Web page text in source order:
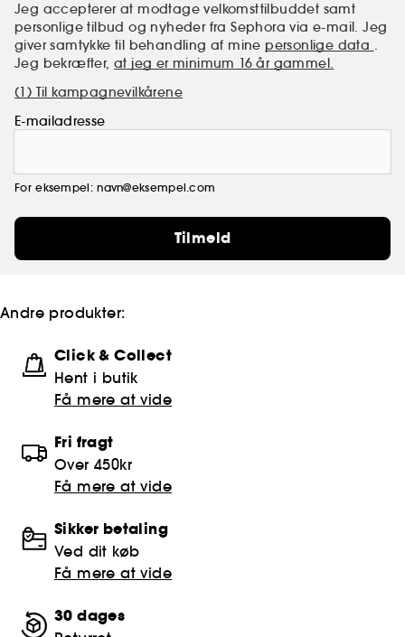
Jeg accepterer at modtage velkomsttilbuddet samt
personlige tilbud og nyheder fra Sephora via e-mail. Jeg
giver samtykke til behandling af mine personlige data .
Jeg bekræfter,at jeg er minimum 16 år gammel.
(1) Til kampagnevilkårene
E-mailadresse
For eksempel: navn@eksempel.com
Tilmeld
Andre produkter:
Click & Collect
Hent i butik
Få mere at vide
Fri fragt
Over 450kr
Få mere at vide
Sikker betaling
Ved dit køb
Få mere at vide
30 dages